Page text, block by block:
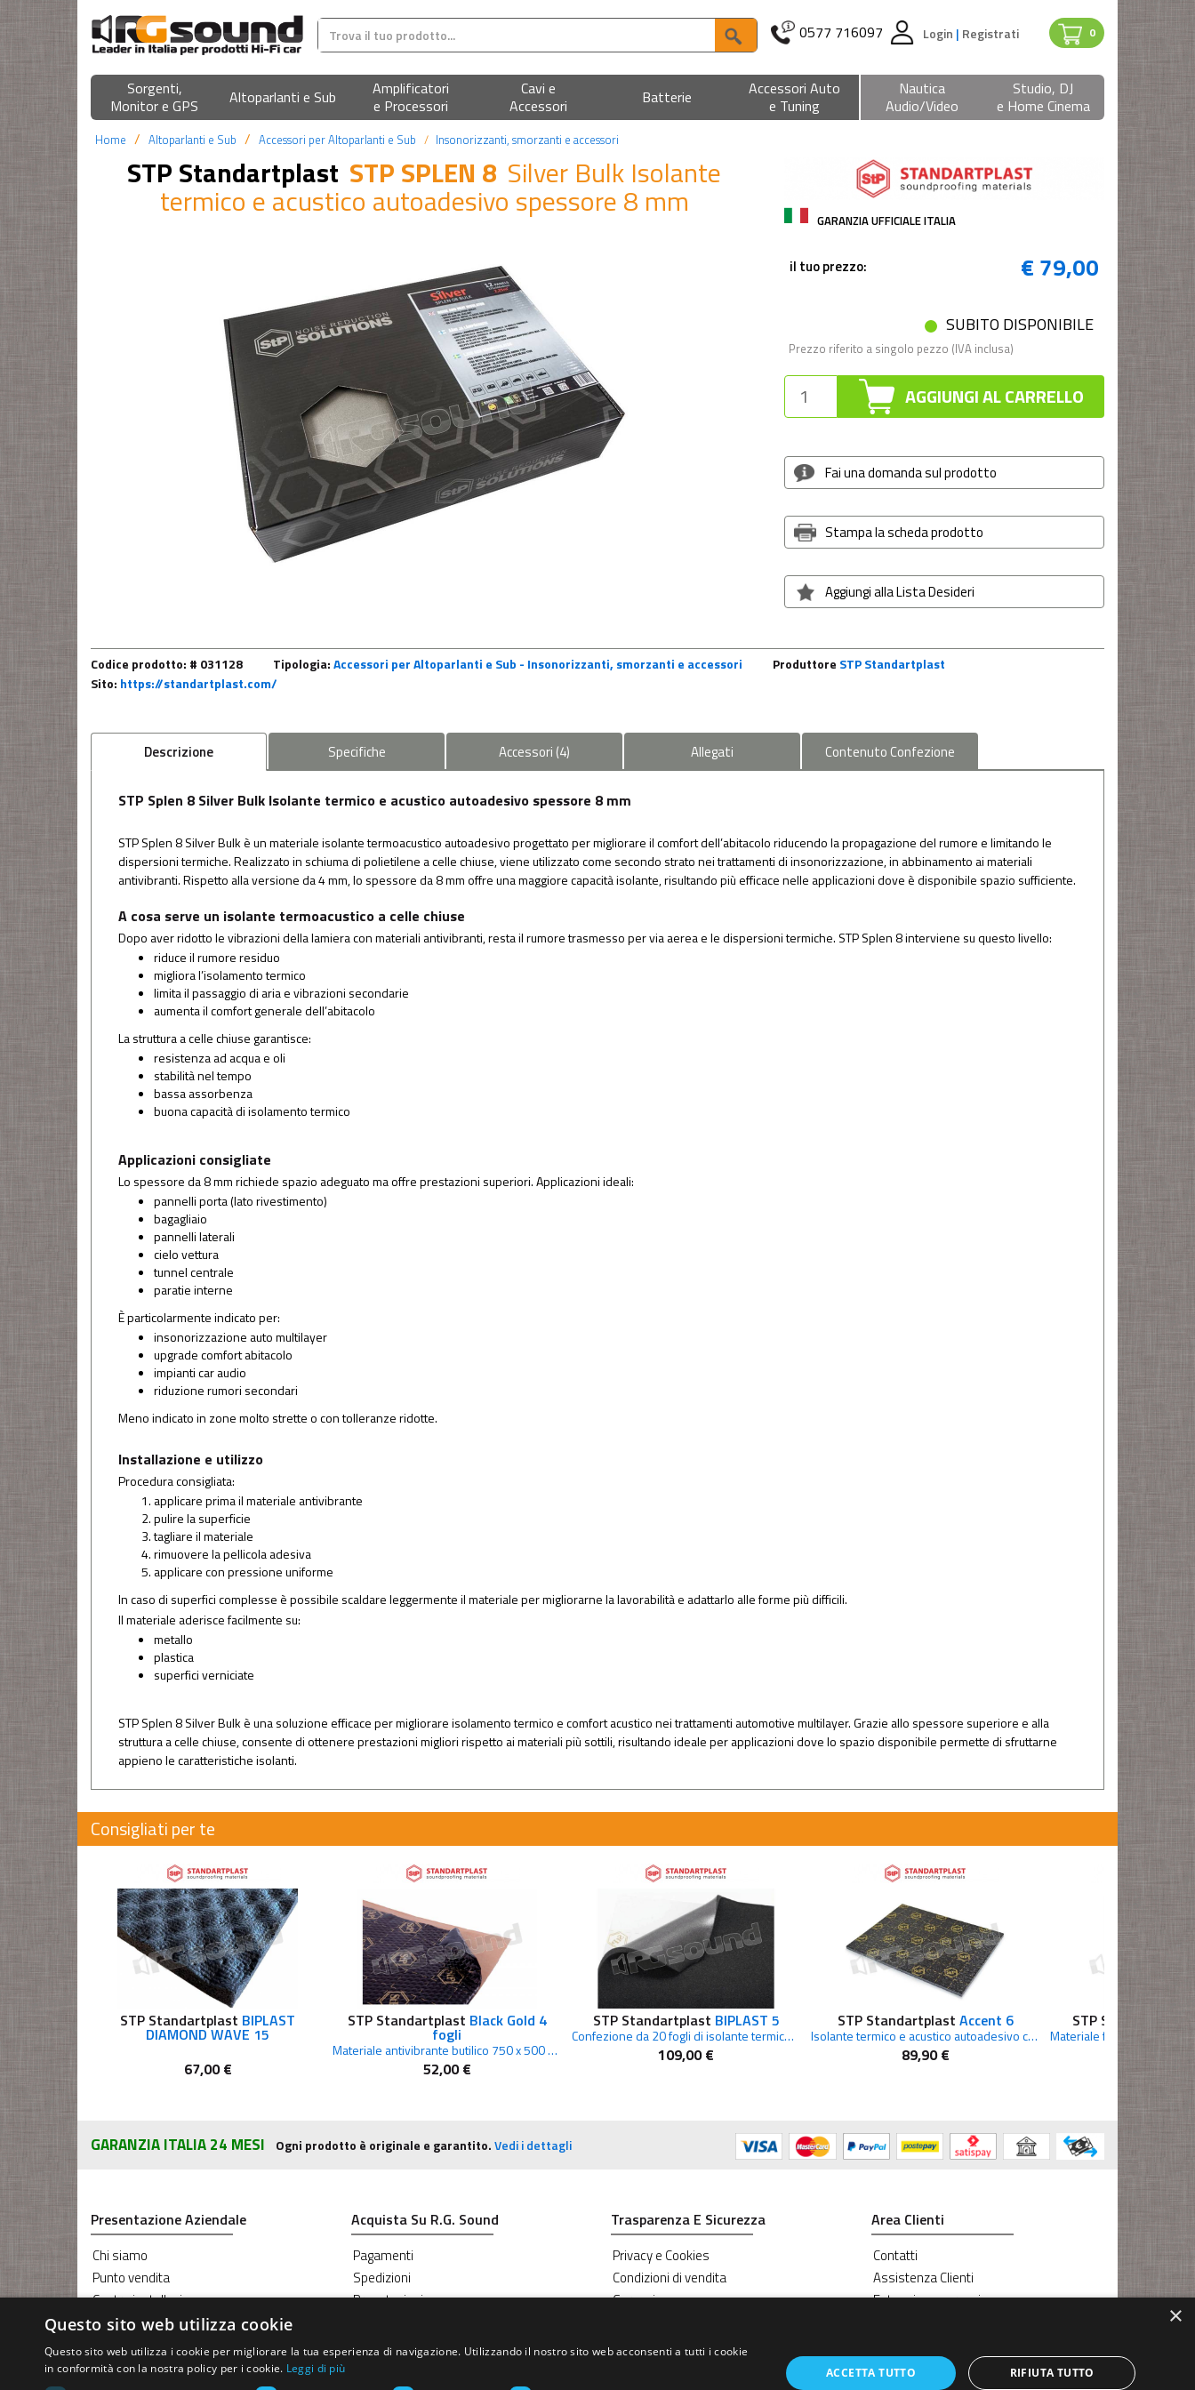
0
0577 716097 Login | Registrati
Sorgenti,
Monitor e GPS
Altoparlanti e Sub
Amplificatori
e Processori
Cavi e
Accessori
Batterie
Accessori Auto
e Tuning
Nautica
Audio/Video
Studio, DJ
e Home Cinema
Home Altoparlanti e Sub Accessori per Altoparlanti e Sub Insonorizzanti, smorzanti e accessori
STP Standartplast STP SPLEN 8 Silver Bulk Isolante
termico e acustico autoadesivo spessore 8 mm GARANZIA UFFICIALE ITALIA
€ 79,00
il tuo prezzo:
SUBITO DISPONIBILE
Prezzo riferito a singolo pezzo (IVA inclusa)
AGGIUNGI AL CARRELLO
Fai una domanda sul prodotto
Stampa la scheda prodotto
Aggiungi alla Lista Desideri
Codice prodotto: # 031128 Tipologia:Accessori per Altoparlanti e Sub - Insonorizzanti, smorzanti e accessori Produttore STP Standartplast
Sito: https://standartplast.com/
Descrizione Specifiche Accessori (4) Allegati Contenuto Confezione
STP Splen 8 Silver Bulk Isolante termico e acustico autoadesivo spessore 8 mm
STP Splen 8 Silver Bulk è un materiale isolante termoacustico autoadesivo progettato per migliorare il comfort dell’abitacolo riducendo la propagazione del rumore e limitando le
dispersioni termiche. Realizzato in schiuma di polietilene a celle chiuse, viene utilizzato come secondo strato nei trattamenti di insonorizzazione, in abbinamento ai materiali
antivibranti. Rispetto alla versione da 4 mm, lo spessore da 8 mm offre una maggiore capacità isolante, risultando più efficace nelle applicazioni dove è disponibile spazio sufficiente.
A cosa serve un isolante termoacustico a celle chiuse
Dopo aver ridotto le vibrazioni della lamiera con materiali antivibranti, resta il rumore trasmesso per via aerea e le dispersioni termiche. STP Splen 8 interviene su questo livello:
riduce il rumore residuo
migliora l’isolamento termico
limita il passaggio di aria e vibrazioni secondarie
aumenta il comfort generale dell’abitacolo
La struttura a celle chiuse garantisce:
resistenza ad acqua e oli
stabilità nel tempo
bassa assorbenza
buona capacità di isolamento termico
Applicazioni consigliate
Lo spessore da 8 mm richiede spazio adeguato ma offre prestazioni superiori. Applicazioni ideali:
pannelli porta (lato rivestimento)
bagagliaio
pannelli laterali
cielo vettura
tunnel centrale
paratie interne
È particolarmente indicato per:
insonorizzazione auto multilayer
upgrade comfort abitacolo
impianti car audio
riduzione rumori secondari
Meno indicato in zone molto strette o con tolleranze ridotte.
Installazione e utilizzo
Procedura consigliata:
applicare prima il materiale antivibrante
pulire la superficie
tagliare il materiale
rimuovere la pellicola adesiva
applicare con pressione uniforme
In caso di superfici complesse è possibile scaldare leggermente il materiale per migliorarne la lavorabilità e adattarlo alle forme più difficili.
Il materiale aderisce facilmente su:
metallo
plastica
superfici verniciate
STP Splen 8 Silver Bulk è una soluzione efficace per migliorare isolamento termico e comfort acustico nei trattamenti automotive multilayer. Grazie allo spessore superiore e alla
struttura a celle chiuse, consente di ottenere prestazioni migliori rispetto ai materiali più sottili, risultando ideale per applicazioni dove lo spazio disponibile permette di sfruttarne
appieno le caratteristiche isolanti.
Consigliati per te
STP Standartplast BIPLAST
DIAMOND WAVE 15
67,00 €
STP Standartplast Black Gold 4
fogli
Materiale antivibrante butilico 750 x 500 mm
52,00 €
STP Standartplast BIPLAST 5
Confezione da 20 fogli di isolante termico 375 x 500mm, spessore 5mm
109,00 €
STP Standartplast Accent 6
Isolante termico e acustico autoadesivo confezione 16 fogli
89,90 €
STP Standartplast
69,00 €
GARANZIA ITALIA 24 MESI Ogni prodotto è originale e garantito.Vedi i dettagli
Presentazione Aziendale
Chi siamo
Punto vendita
Centro installazione
Blog RG Sound
Servizio Oscuramento vetri
Servizio riparazione Parabrezza
Acquista Su R.G. Sound
Pagamenti
Spedizioni
Prenotazioni
Trasparenza E Sicurezza
Privacy e Cookies
Condizioni di vendita
Garanzie
Area Clienti
Contatti
Assistenza Clienti
Estensione garanzia
×
Questo sito web utilizza cookie
Questo sito web utilizza i cookie per migliorare la tua esperienza di navigazione. Utilizzando il nostro sito web acconsenti a tutti i cookie
in conformità con la nostra policy per i cookie. Leggi di più
ACCETTA TUTTO RIFIUTA TUTTO